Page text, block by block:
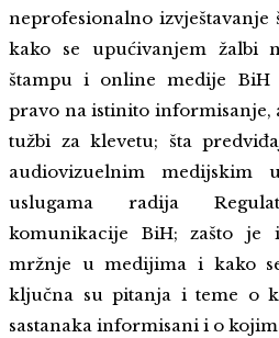
neprofesionalno
kako se upućivanjem žalbi
štampu i online medije BiH
pravo na istinito informisanje,
tužbi za klevetu; šta
audiovizuelnim medijskim
uslugama radija
komunikacije BiH; zašto je
mržnje u medijima i kako
ključna su pitanja i teme o
sastanaka informisani i o